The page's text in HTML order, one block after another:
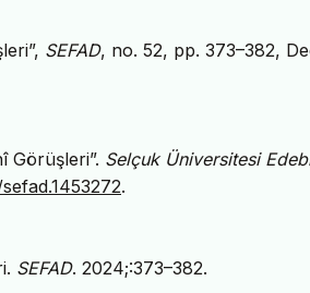
SEFAD, no. 52, pp. 373–382,
Görüşleri”. Selçuk Üniversitesi
.
SEFAD. 2024;:373–382.